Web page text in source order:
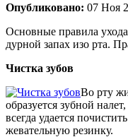
Опубликовано: 07 Ноя
Основные правила
дурной запах изо рта.
Чистка зубов
Во рту
образуется зубной
всегда удается
жевательную резинку.